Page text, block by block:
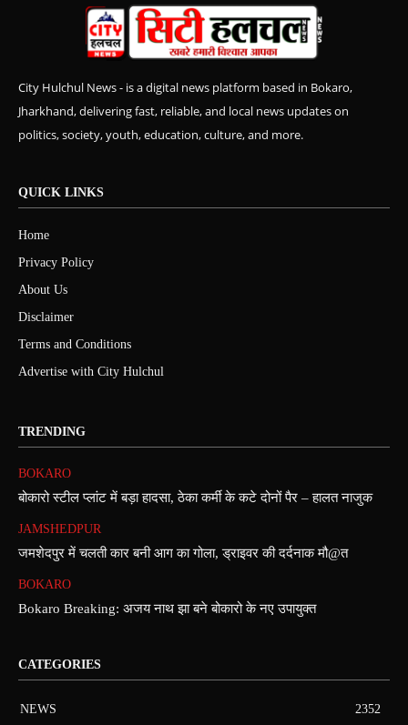
City Hulchul News - is a digital news platform based in Bokaro,
Jharkhand, delivering fast, reliable, and local news updates on
politics, society, youth, education, culture, and more.
QUICK LINKS
Home
Privacy Policy
About Us
Disclaimer
Terms and Conditions
Advertise with City Hulchul
TRENDING
BOKARO
बोकारो स्टील प्लांट में बड़ा हादसा, ठेका कर्मी के कटे दोनों पैर – हालत नाजुक
JAMSHEDPUR
जमशेदपुर में चलती कार बनी आग का गोला, ड्राइवर की दर्दनाक मौ@त
BOKARO
Bokaro Breaking: अजय नाथ झा बने बोकारो के नए उपायुक्त
CATEGORIES
NEWS 2352